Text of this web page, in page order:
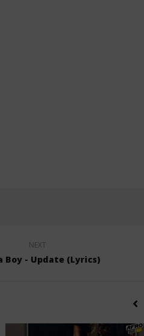
NEXT
Boy - Update (Lyrics)